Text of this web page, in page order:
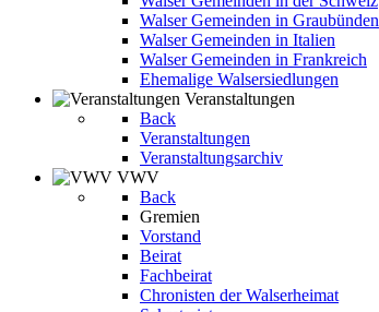
Walser Gemeinden in Graubünden
Walser Gemeinden in Italien
Walser Gemeinden in Frankreich
Ehemalige Walsersiedlungen
Veranstaltungen
Back
Veranstaltungen
Veranstaltungsarchiv
VWV
Back
Gremien
Vorstand
Beirat
Fachbeirat
Chronisten der Walserheimat